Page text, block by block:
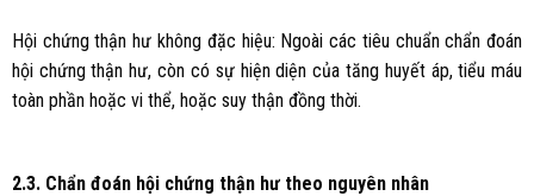
Hội chứng thận hư không đặc hiệu: Ngoài các tiêu chuẩn chẩn đoán
hội chứng thận hư, còn có sự hiện diện của tăng huyết áp, tiểu máu
toàn phần hoặc vi thể, hoặc suy thận đồng thời.
2.3. Chẩn đoán hội chứng thận hư theo nguyên nhân